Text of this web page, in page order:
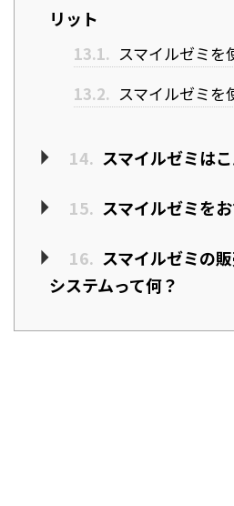
リット
13.1. スマイルゼミを
13.2. スマイルゼミを
14. スマイルゼミは
15. スマイルゼミを
16. スマイルゼミの
システムって何？